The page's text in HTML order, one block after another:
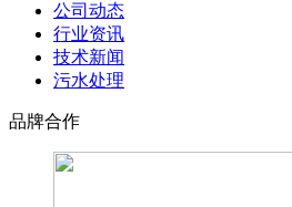
公司动态
行业资讯
技术新闻
污水处理
品牌合作